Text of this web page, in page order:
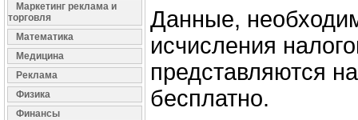
Маркетинг реклама и
торговля
Математика
Медицина
Реклама
Физика
Финансы
Данные,
исчисления
представляются
бесплатно.